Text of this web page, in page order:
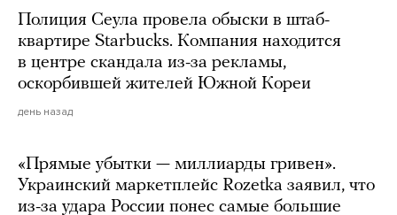
Полиция Сеула провела обыски в штаб-
квартире Starbucks. Компания находится
в центре скандала из-за рекламы,
оскорбившей жителей Южной Кореи
день назад
«Прямые убытки — миллиарды гривен».
Украинский маркетплейс Rozetka заявил, что
из-за удара России понес самые большие